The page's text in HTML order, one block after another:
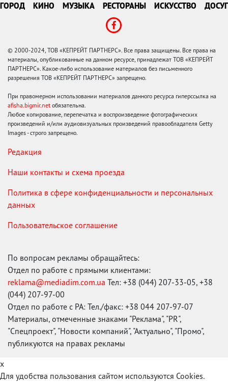
ГОРОД КИНО МУЗЫКА РЕСТОРАНЫ ИСКУССТВО ДОСУГ
© 2000-2024, ТОВ «КЕПРЕЙТ ПАРТНЕРС». Все права защищены. Все права на
материалы, опубликованные на данном ресурсе, принадлежат ТОВ «КЕПРЕЙТ
ПАРТНЕРС». Какое-либо использование материалов без письменного
разрешения ТОВ «КЕПРЕЙТ ПАРТНЕРС» запрещено.
При правомерном использовании материалов данного ресурса гиперссылка на
afisha.bigmir.net обязательна.
Любое копирование, перепечатка и воспроизведение фотографических
произведений и/или аудиовизуальных произведений правообладателя Getty
Images - строго запрещено.
Редакция
Наши контакты и схема проезда
Политика в сфере конфиденциальности и персональных
данных
Пользовательское соглашение
По вопросам рекламы обращайтесь:
Отдел по работе с прямыми клиентами:
reklama@mediadim.com.ua Тел: +38 (044) 207-33-05, +38
(044) 207-97-00
Отдел по работе с РА: Тел./факс: +38 044 207-97-07
Материалы, отмеченные знаками "Реклама", "PR",
"Спецпроект", "Новости компаний", "Актуально", "Промо",
публикуются на правах рекламы
x
Для удобства пользования сайтом используются Cookies.